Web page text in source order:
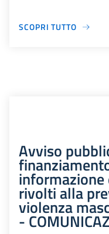
SCOPRI TUTTO
Avviso
informazione
rivolti alla
violenza
-